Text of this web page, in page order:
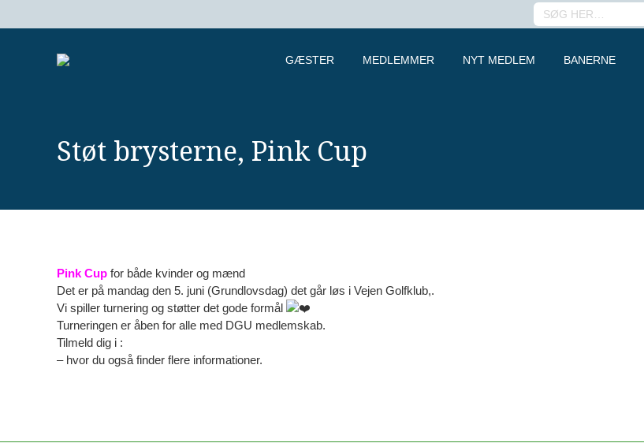
SEARCH:
GÆSTER MEDLEMMER NYT MEDLEM BANERNE
Støt brysterne, Pink Cup
Pink Cup for både kvinder og mænd
Det er på mandag den 5. juni (Grundlovsdag) det går løs i Vejen Golfklub,.
Vi spiller turnering og støtter det gode formål
Turneringen er åben for alle med DGU medlemskab.
Tilmeld dig i :
– hvor du også finder flere informationer.